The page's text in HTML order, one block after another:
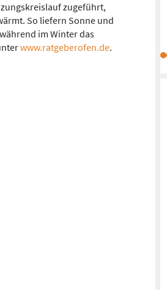
zugeführt,
So liefern Sonne und
im Winter das
www.ratgeberofen.de.